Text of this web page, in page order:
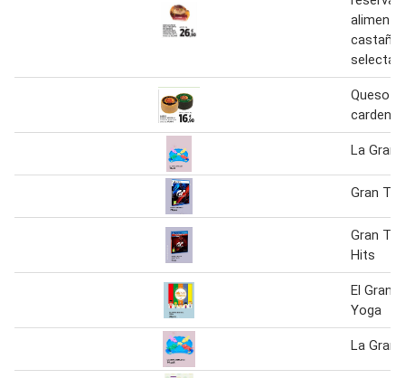
selecta
Queso
cardenal
La Gran
Gran
Gran
Hits
El Gran
Yoga
La Gran